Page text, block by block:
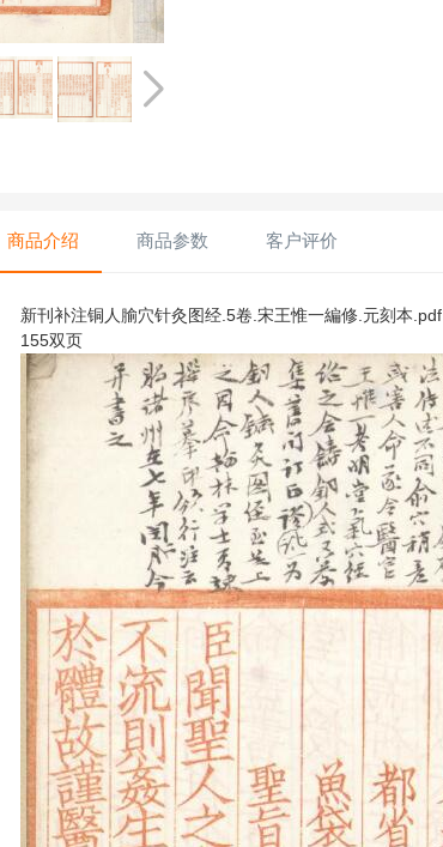
商品介绍 商品参数 客户评价
新刊补注铜人腧穴针灸图经.5卷.宋王惟一編修.元刻本.pdf
155双页